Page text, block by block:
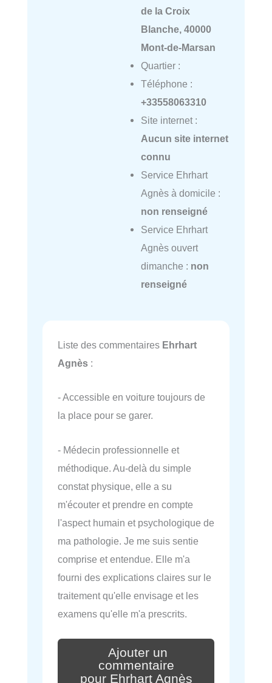
de la Croix
Blanche, 40000
Mont-de-Marsan
Quartier :
Téléphone :
+33558063310
Site internet :
Aucun site internet
connu
Service Ehrhart
Agnès à domicile :
non renseigné
Service Ehrhart
Agnès ouvert
dimanche : non
renseigné
Liste des commentaires Ehrhart
Agnès :
- Accessible en voiture toujours de
la place pour se garer.
- Médecin professionnelle et
méthodique. Au-delà du simple
constat physique, elle a su
m'écouter et prendre en compte
l'aspect humain et psychologique de
ma pathologie. Je me suis sentie
comprise et entendue. Elle m'a
fourni des explications claires sur le
traitement qu'elle envisage et les
examens qu'elle m'a prescrits.
Ajouter un
commentaire
pour Ehrhart Agnès